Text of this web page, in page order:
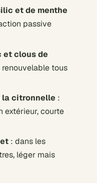
et de menthe
passive
et clous de
renouvelable tous
la citronnelle :
extérieur, courte
: dans les
léger mais